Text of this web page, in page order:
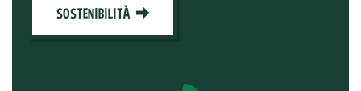
SOSTENIBILITÀ